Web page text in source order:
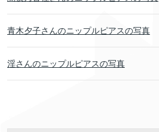
青木夕子さんのニップルピアスの写真
淫さんのニップルピアスの写真